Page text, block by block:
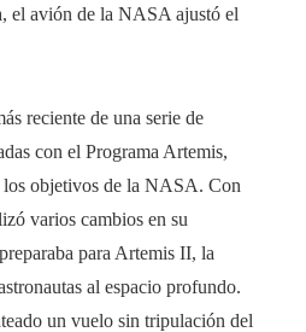
el avión de la NASA ajustó el
reciente de una serie de
con el Programa Artemis,
los objetivos de la NASA. Con
varios cambios en su
para Artemis II, la
al espacio profundo.
un vuelo sin tripulación del